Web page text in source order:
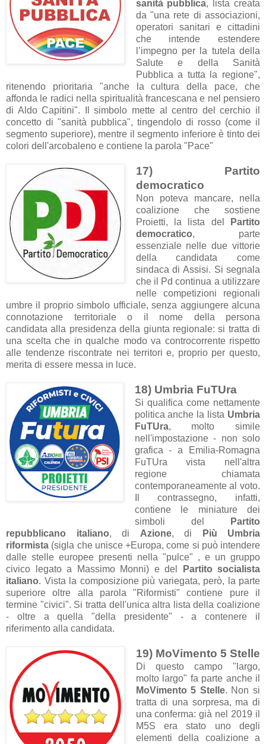
sanità pubblica, lista creata
da "una rete di associazioni,
operatori sanitari e cittadini
che intende estendere
l’impegno per la tutela della
Salute e della Sanità
Pubblica a tutta la regione",
ritenendo prioritaria "anche la cultura della pace, che
affonda le radici nella spiritualità francescana e nel pensiero
di Aldo Capitini". Il simbolo mette al centro del cerchio il
concetto di "sanità pubblica", tingendolo di rosso (come il
segmento superiore), mentre il segmento inferiore è tinto dei
colori dell'arcobaleno e contiene la parola "Pace"
17) Partito
democratico
Non poteva mancare, nella
coalizione che sostiene
Proietti, la lista del
Partito
democratico, parte
essenziale nelle due vittorie
della candidata come
sindaca di Assisi. Si segnala
che il Pd continua a utilizzare
nelle competizioni regionali
umbre il proprio simbolo ufficiale, senza aggiungere alcuna
connotazione territoriale o il nome della persona
candidata alla presidenza della giunta regionale: si tratta di
una scelta che in qualche modo va controcorrente rispetto
alle tendenze riscontrate nei territori e, proprio per questo,
merita di essere messa in luce.
18) Umbria FuTUra
Si qualifica come nettamente
politica anche la lista Umbria
FuTUra, molto simile
nell'impostazione - non solo
grafica - a Emilia-Romagna
FuTUra vista nell'altra
regione chiamata
contemporaneamente al voto.
Il contrassegno, infatti,
contiene le miniature dei
simboli del
Partito
repubblicano italiano, di Azione, di
Più Umbria
riformista (sigla che unisce +Europa, come si può intendere
dalle stelle europee presenti nella "pulce" , e un gruppo
civico legato a Massimo Monni) e del
Partito socialista
italiano. Vista la composizione più variegata, però, la parte
superiore oltre alla parola "Riformisti" contiene pure il
termine "civici". Si tratta dell'unica altra lista della coalizione
- oltre a quella "della presidente" - a contenere il
riferimento alla candidata.
19) MoVimento 5 Stelle
Di questo campo "largo,
molto largo" fa parte anche il
MoVimento 5 Stelle. Non si
tratta di una sorpresa, ma di
una conferma: già nel 2019 il
M5S era stato uno degli
elementi della coalizione a